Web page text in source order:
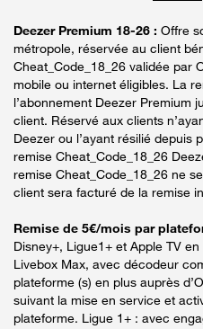
Deezer Premium 18-26 : Offre
métropole, réservée au client
Cheat_Code_18_26 validée par
mobile ou internet éligibles. La
l’abonnement Deezer Premium
client. Réservé aux clients
Deezer ou l’ayant résilié depuis
remise Cheat_Code_18_26
remise Cheat_Code_18_26 ne
client sera facturé de la remise
Remise de 5€/mois par
Disney+, Ligue1+ et Apple TV
Livebox Max, avec décodeur
plateforme (s) en plus auprès
suivant la mise en service et
plateforme. Ligue 1+ : avec